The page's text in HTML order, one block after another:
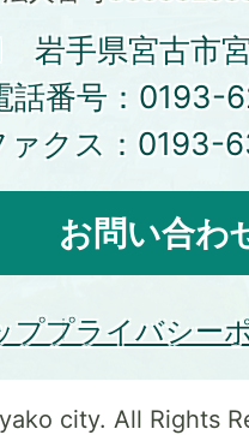
岩手県宮古市
話番号： 0193-
ァクス： 0193-
お問い合わ
ププライバシー
city. All Rights